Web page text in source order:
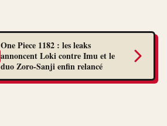
One Piece 1182 : les leaks
annoncent Loki contre Imu et le
duo Zoro-Sanji enfin relancé